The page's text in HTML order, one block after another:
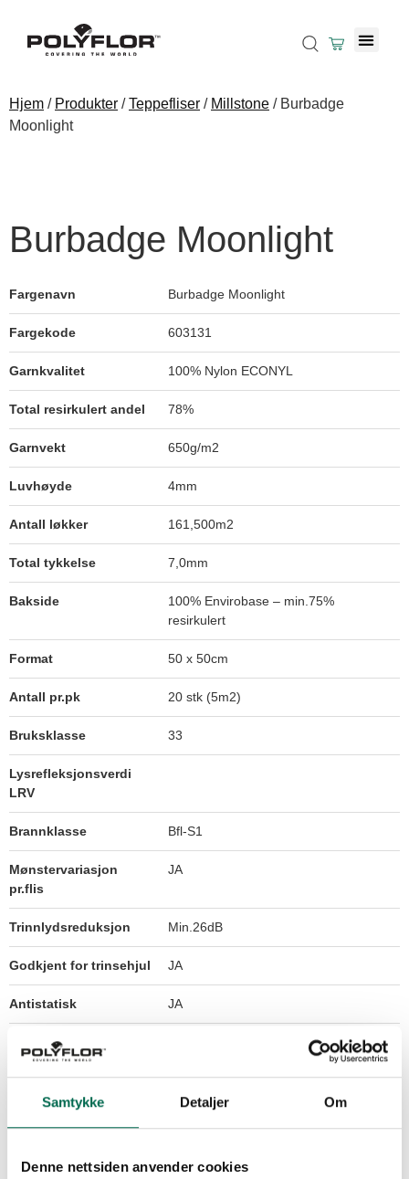
Samtykke Detaljer Om
Denne nettsiden anvender cookies
Hjem / Produkter /Teppefliser / Millstone / Burbadge
Moonlight
Burbadge Moonlight
Fargenavn Burbadge Moonlight
Fargekode 603131
Garnkvalitet 100% Nylon ECONYL
Total resirkulert andel 78%
Garnvekt 650g/m2
Luvhøyde 4mm
Antall løkker 161,500m2
Total tykkelse 7,0mm
Bakside
100% Envirobase – min.75%
resirkulert
Format 50 x 50cm
Antall pr.pk 20 stk (5m2)
Bruksklasse 33
Lysrefleksjonsverdi
LRV
Brannklasse Bfl-S1
Mønstervariasjon
pr.flis
JA
Trinnlydsreduksjon Min.26dB
Godkjent for trinsehjul JA
Antistatisk JA
Garanti
Bruksområde Kommersielt